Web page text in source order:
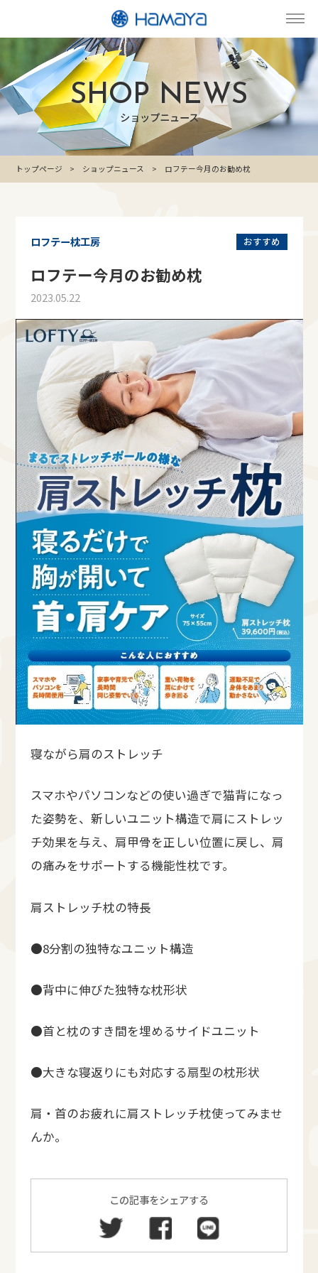
SHOP NEWS
ショップニュース
トップページ ショップニュース ロフテー今月のお勧め枕
おすすめ
ロフテー枕工房
ロフテー今月のお勧め枕
2023.05.22
寝ながら肩のストレッチ
スマホやパソコンなどの使い過ぎで猫背になっ
た姿勢を、新しいユニット構造で肩にストレッ
チ効果を与え、肩甲骨を正しい位置に戻し、肩
の痛みをサポートする機能性枕です。
肩ストレッチ枕の特長
●8分割の独特なユニット構造
●背中に伸びた独特な枕形状
●首と枕のすき間を埋めるサイドユニット
●大きな寝返りにも対応する扇型の枕形状
肩・首のお疲れに肩ストレッチ枕使ってみませ
んか。
この記事をシェアする